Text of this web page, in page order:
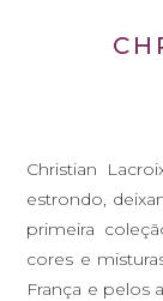
Christian
estrondo,
primeira
cores e
França e pelos